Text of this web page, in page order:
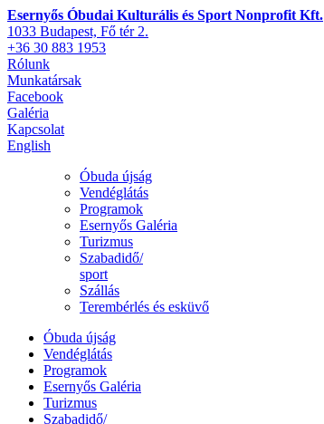
Esernyős Óbudai Kulturális és Sport Nonprofit Kft.
1033 Budapest, Fő tér 2.
+36 30 883 1953
Rólunk
Munkatársak
Facebook
Galéria
Kapcsolat
English
Óbuda újság
Vendéglátás
Programok
Esernyős Galéria
Turizmus
Szabadidő/
sport
Szállás
Terembérlés és esküvő
Óbuda újság
Vendéglátás
Programok
Esernyős Galéria
Turizmus
Szabadidő/